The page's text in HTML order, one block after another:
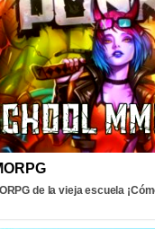
de la vieja escuela